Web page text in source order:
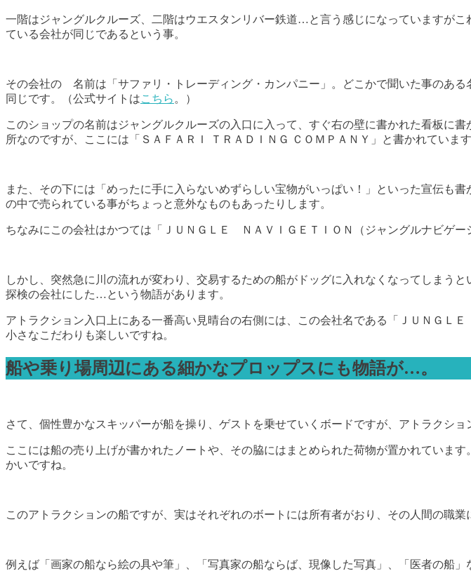
一階はジャングルクルーズ、二階はウエスタンリバー鉄道…と言う感じになっていますが
ている会社が同じであるという事。
その会社の 名前は「サファリ・トレーディング・カンパニー」。どこかで聞いた事のあ
同じです。（公式サイトはこちら 。）
このショップの名前はジャングルクルーズの入口に入って、すぐ右の壁に書かれた看板に
所なのですが、ここには「ＳＡＦＡＲＩ ＴＲＡＤＩＮＧ ＣＯＭＰＡＮＹ」と書かれています
また、その下には「めったに手に入らないめずらしい宝物がいっぱい！」といった宣伝も
の中で売られている事がちょっと意外なものもあったりします。
ちなみにこの会社はかつては「ＪＵＮＧＬＥ ＮＡＶＩＧＥＴＩＯＮ（ジャングルナビゲー
しかし、突然急に川の流れが変わり、交易するための船がドッグに入れなくなってしまう
探検の会社にした…という物語があります。
アトラクション入口上にある一番高い見晴台の右側には、この会社名である「ＪＵＮＧ
小さなこだわりも楽しいですね。
船や乗り場周辺にある細かなプロップスにも物語が…。
さて、個性豊かなスキッパーが船を操り、ゲストを乗せていくボードですが、アトラクショ
ここには船の売り上げが書かれたノートや、その脇にはまとめられた荷物が置かれていま
かいですね。
このアトラクションの船ですが、実はそれぞれのボートには所有者がおり、その人間の職
例えば「画家の船なら絵の具や筆」、「写真家の船ならば、現像した写真」、「医者の船